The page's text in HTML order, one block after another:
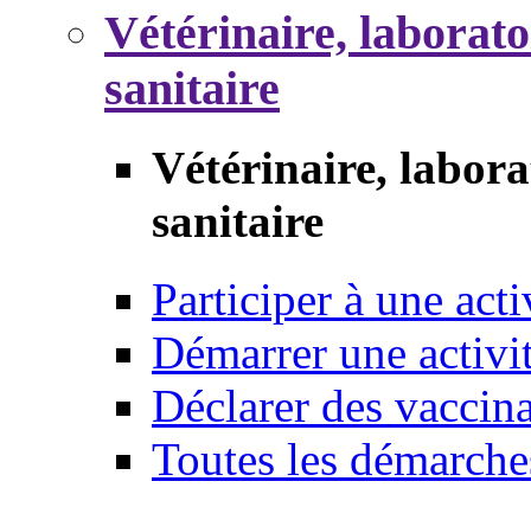
Vétérinaire,
sanitaire
Vétérinaire,
sanitaire
Participer à une
Démarrer une
Déclarer des
Toutes les